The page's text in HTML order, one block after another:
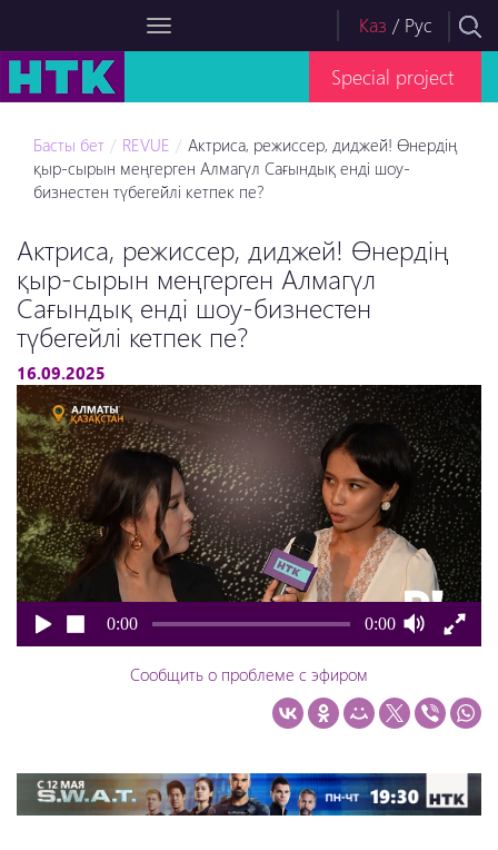
Каз / Рус
Special project
Басты бет REVUE
Актриса, режиссер, диджей! Өнердің
қыр-сырын меңгерген Алмагүл Сағындық енді шоу-
бизнестен түбегейлі кетпек пе?
Актриса, режиссер, диджей! Өнердің
қыр-сырын меңгерген Алмагүл
Сағындық енді шоу-бизнестен
түбегейлі кетпек пе?
16.09.2025
0:00 0:00
Сообщить о проблеме с эфиром